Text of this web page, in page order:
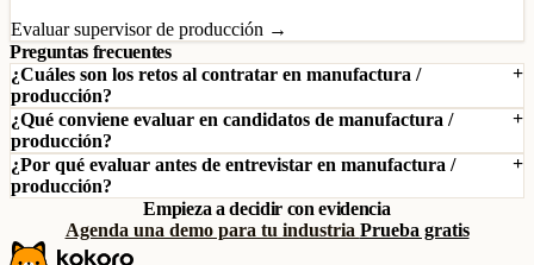
Evaluar supervisor de producción →
Preguntas frecuentes
¿Cuáles son los retos al contratar en manufactura /
producción?
¿Qué conviene evaluar en candidatos de manufactura /
producción?
¿Por qué evaluar antes de entrevistar en manufactura /
producción?
Empieza a decidir con evidencia
Agenda una demo para tu industria Prueba gratis